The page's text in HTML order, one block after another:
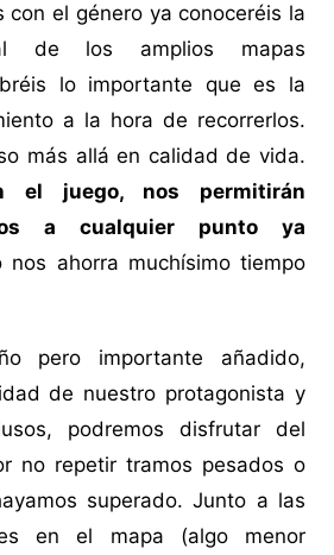
con el género ya conoceréis la
de los amplios mapas
lo importante que es la
a la hora de recorrerlos.
más allá en calidad de vida.
el juego, nos permitirán
a cualquier punto ya
nos ahorra muchísimo tiempo
pero importante añadido,
de nuestro protagonista y
podremos disfrutar del
no repetir tramos pesados o
superado. Junto a las
en el mapa (algo menor